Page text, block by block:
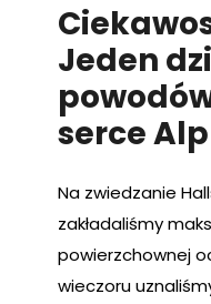
Jeden
serce
Na zwiedzanie
zakładaliśmy
powierzchownej
wieczoru